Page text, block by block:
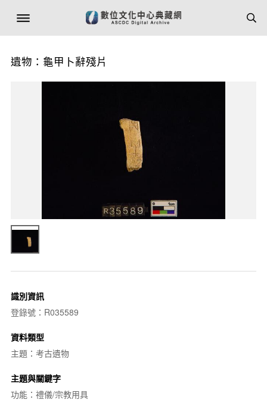
遺物：龜甲卜辭殘片
識別資訊
登錄號：R035589
資料類型
主題：考古遺物
主題與關鍵字
功能：禮儀/宗教用具